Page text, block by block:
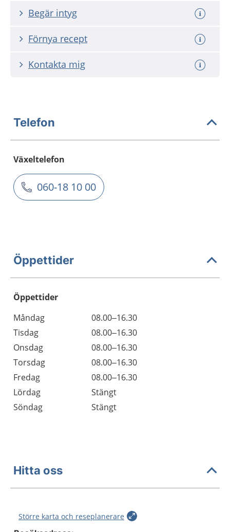
Begär intyg
Förnya recept
Kontakta mig
Telefon
Växeltelefon
060-18 10 00
Öppettider
Öppettider
Dag
Öppettider
Kommentarer
Måndag
08.00–16.30
Tisdag
08.00–16.30
Onsdag
08.00–16.30
Torsdag
08.00–16.30
Fredag
08.00–16.30
Lördag
Stängt
Söndag
Stängt
Hitta oss
Större karta och reseplanerare